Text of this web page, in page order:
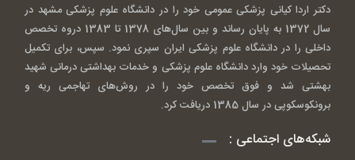
دکتر اردا کیانی پزشکی عمومی خود را در دانشگاه علوم پزشکی مشهد در
سال 1372 به پایان رساند و بین سال‌های 1378 تا 1383 دروه تخصص
داخلی را در دانشگاه علوم پزشکی ایران سپری نمود. سپس، برای تکمیل
تحصیلات خود وارد دانشگاه علوم پزشکی و خدمات بهداشتی درمانی شهید
بهشتی شد و فوق تخصص خود را در روش‌های تهاجمی ریه و
برونکوسکوپی در سال 1385 دریافت کرد.
شبکه‌های اجتماعی :